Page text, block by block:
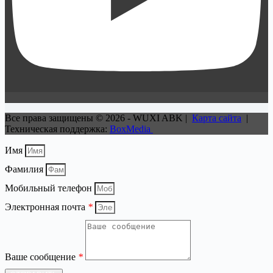
Все права защищены © 2026 - WUXI ABK | Карта сайта |
Техническая поддержка: BoxMedia
Имя
Фамилия
Мобильный телефон
Электронная почта *
Ваше сообщение *